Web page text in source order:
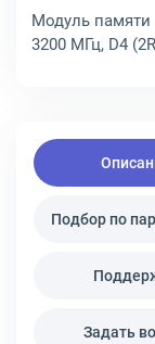
Модуль памяти
3200 МГц, D4
Подбор по
Задать